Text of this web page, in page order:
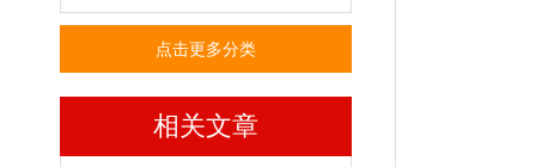
点击更多分类
相关文章